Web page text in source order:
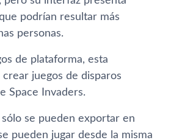
podrían resultar más
personas.
de plataforma, esta
juegos de disparos
Space Invaders.
sólo se pueden exportar en
pueden jugar desde la misma